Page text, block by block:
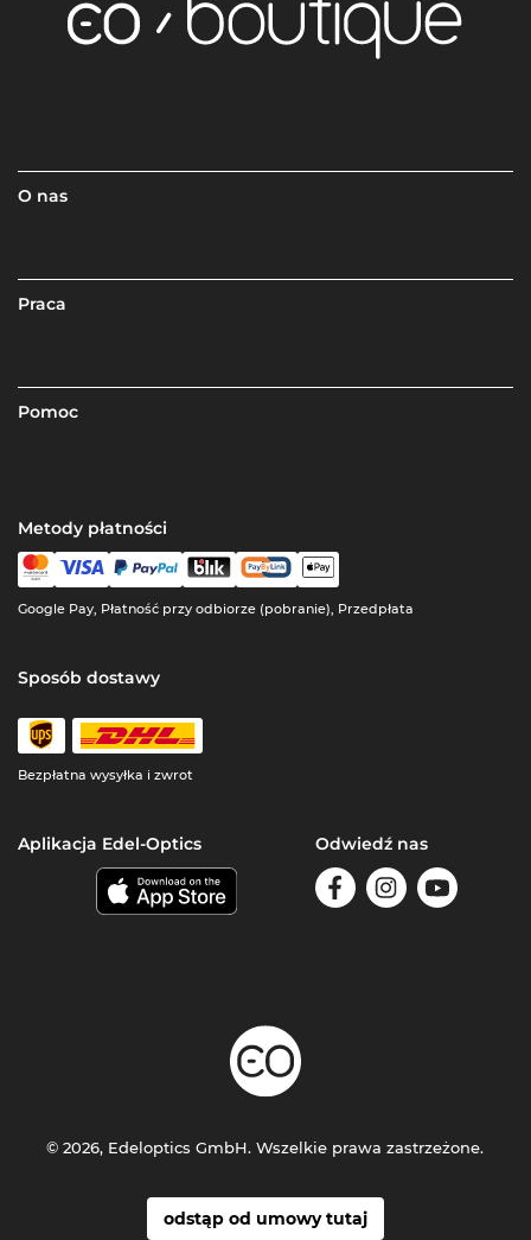
O nas
Praca
Pomoc
Metody płatności
Google Pay, Płatność przy odbiorze (pobranie), Przedpłata
Sposób dostawy
Bezpłatna wysyłka i zwrot
Aplikacja Edel-Optics Odwiedź nas
odstąp od umowy tutaj
© 2026, Edeloptics GmbH. Wszelkie prawa zastrzeżone.